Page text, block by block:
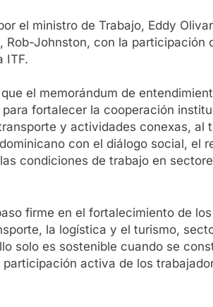
el ministro de Trabajo, Eddy
Rob-Johnston, con la participación
ITF.
el memorándum de
fortalecer la cooperación
y actividades conexas, al
con el diálogo social, el
condiciones de trabajo en
firme en el fortalecimiento de
la logística y el turismo,
solo es sostenible cuando se
activa de los